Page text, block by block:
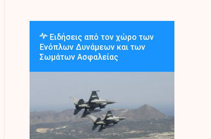
Ειδήσεις από τον χώρο των
Ενόπλων Δυνάμεων και των
Σωμάτων Ασφαλείας